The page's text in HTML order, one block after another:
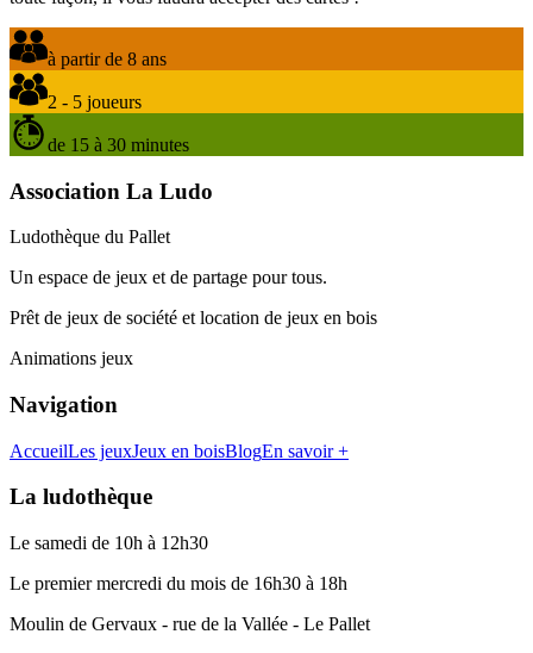
à partir de 8 ans
2 - 5 joueurs
de 15 à 30 minutes
Association La Ludo
Ludothèque du Pallet
Un espace de jeux et de partage pour tous.
Prêt de jeux de société et location de jeux en bois
Animations jeux
Navigation
AccueilLes jeuxJeux en boisBlogEn savoir +
La ludothèque
Le samedi de 10h à 12h30
Le premier mercredi du mois de 16h30 à 18h
Moulin de Gervaux - rue de la Vallée - Le Pallet